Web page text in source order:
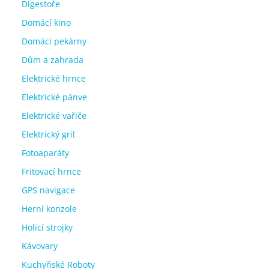
Digestoře
Domácí kino
Domácí pekárny
Dům a zahrada
Elektrické hrnce
Elektrické pánve
Elektrické vařiče
Elektrický gril
Fotoaparáty
Fritovací hrnce
GPS navigace
Herní konzole
Holicí strojky
Kávovary
Kuchyňské Roboty